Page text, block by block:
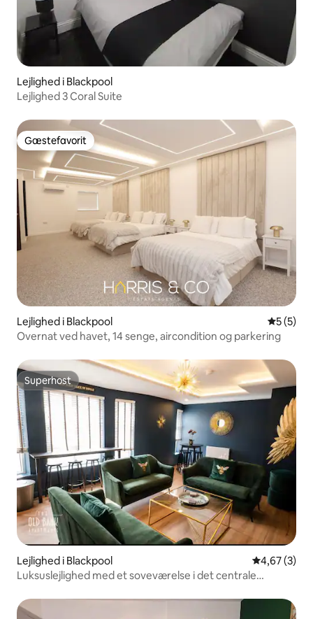
Lejlighed i Blackpool
Lejlighed 3 Coral Suite
Gæstefavorit
Gæstefavorit
Lejlighed i Blackpool 5 ud af 5
5 (5)
Overnat ved havet, 14 senge, aircondition og parkering
Superhost
Superhost
Lejlighed i Blackpool 4,67 ud af 5
4,67 (3)
Luksuslejlighed med et soveværelse i det centrale